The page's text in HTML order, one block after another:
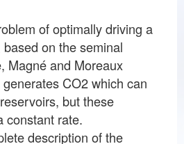
of optimally driving a
on the seminal
Magné and Moreaux
CO2 which can
but these
constant rate.
description of the